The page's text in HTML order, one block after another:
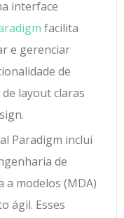
interface
facilita
e gerenciar
de
layout claras
Paradigm inclui
de
modelos (MDA)
ágil. Esses